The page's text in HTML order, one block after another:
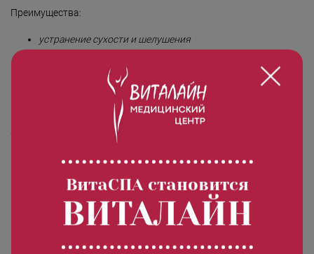
Преимущества:
устранение сухости и шелушения
улучшение цвета лица и текстуры кожи
выраженный эффект «сияния» уже после первой
Особенности препарата ColibriDerm Hydro:
содержит только чистую гиалуроновую кислоту
неживотного происхождения
полностью биосовместим
не вызывает аллергии, так как не содержит
дополнительных добавок
подлежит полной биодеградации и естественному
ВитаСПА становится
ВИТАЛАЙН